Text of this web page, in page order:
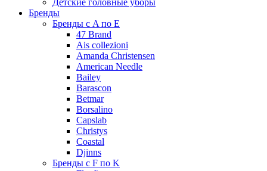
Детские головные уборы
Бренды
Бренды с A по E
47 Brand
Ais collezioni
Amanda Christensen
American Needle
Bailey
Barascon
Betmar
Borsalino
Capslab
Christys
Coastal
Djinns
Бренды с F по K